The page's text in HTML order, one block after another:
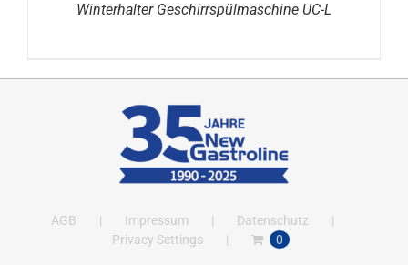
Winterhalter Geschirrspülmaschine UC-L
AGB Impressum
Datenschutz
Privacy Settings
0